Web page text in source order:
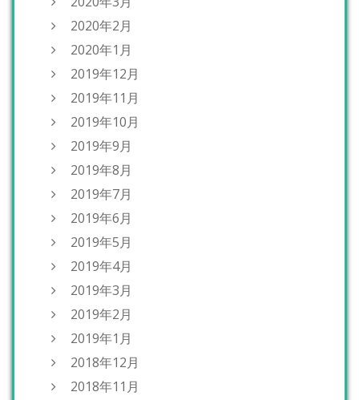
2020年2月
2020年1月
2019年12月
2019年11月
2019年10月
2019年9月
2019年8月
2019年7月
2019年6月
2019年5月
2019年4月
2019年3月
2019年2月
2019年1月
2018年12月
2018年11月